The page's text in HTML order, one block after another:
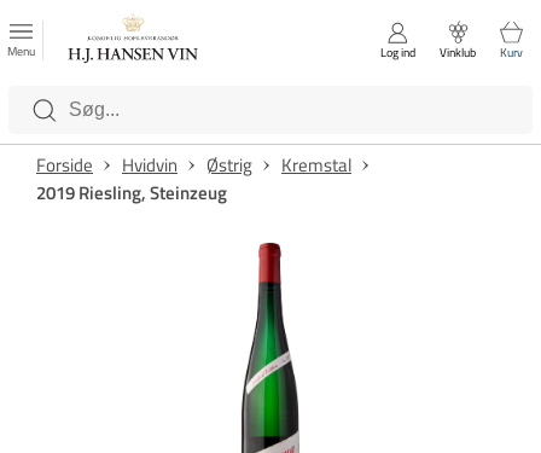
Luk
Kategorier
Menu Log ind Vinklub Kurv
Forside Hvidvin Østrig
Kremstal
2019 Riesling, Steinzeug